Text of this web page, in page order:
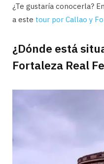
¿Te gustaría conocerla?
a este tour por Callao y
¿Dónde está
Fortaleza Real